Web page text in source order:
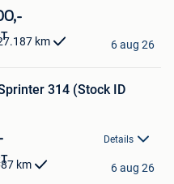
km 6 aug 26
314 (Stock ID
Details
km 6 aug 26